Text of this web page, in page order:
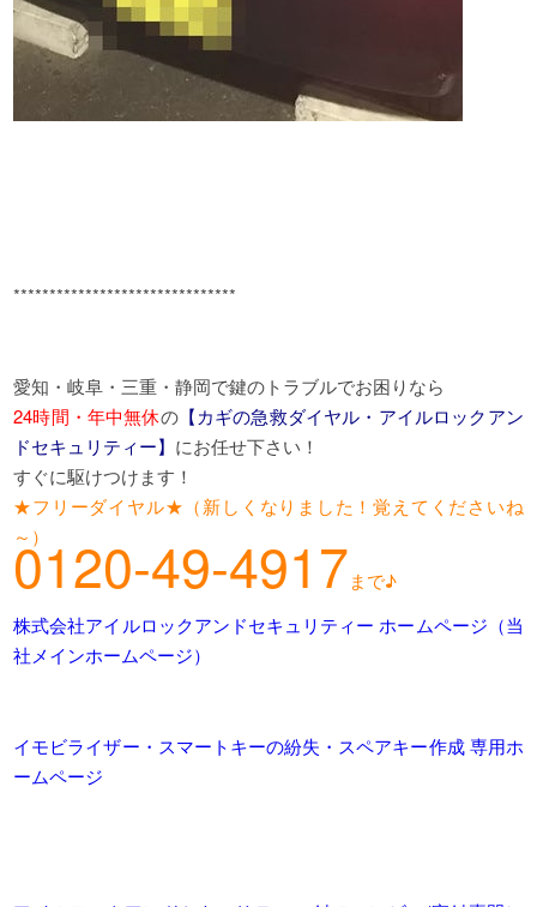
*******************************
愛知・岐阜・三重・静岡で鍵のトラブルでお困りなら
24時間・年中無休の【カギの急救ダイヤル・アイルロックアン
ドセキュリティー】 にお任せ下さい！
すぐに駆けつけます！
★フリーダイヤル★（新しくなりました！覚えてくださいね
～）
0120-49-4917まで♪
株式会社アイルロックアンドセキュリティー ホームページ（当
社メインホームページ）
イモビライザー・スマートキーの紛失・スペアキー作成 専用ホ
ームページ